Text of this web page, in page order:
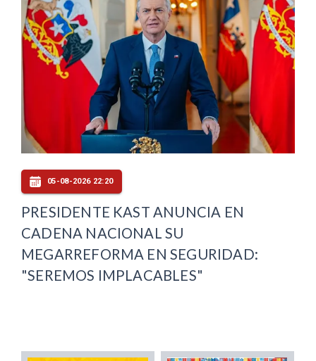
05-08-2026 22:20
PRESIDENTE KAST ANUNCIA EN
CADENA NACIONAL SU
MEGARREFORMA EN SEGURIDAD:
"SEREMOS IMPLACABLES"